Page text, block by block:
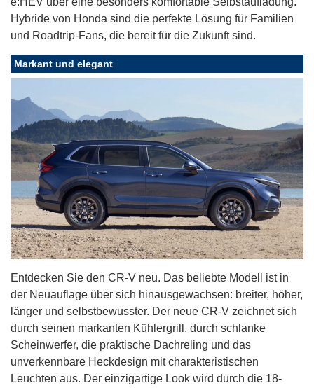
Hybride von Honda sind die perfekte Lösung für Familien
und Roadtrip-Fans, die bereit für die Zukunft sind.
Markant und elegant
Entdecken Sie den CR-V neu. Das beliebte Modell ist in
der Neuauflage über sich hinausgewachsen: breiter, höher,
länger und selbstbewusster. Der neue CR-V zeichnet sich
durch seinen markanten Kühlergrill, durch schlanke
Scheinwerfer, die praktische Dachreling und das
unverkennbare Heckdesign mit charakteristischen
Leuchten aus. Der einzigartige Look wird durch die 18-